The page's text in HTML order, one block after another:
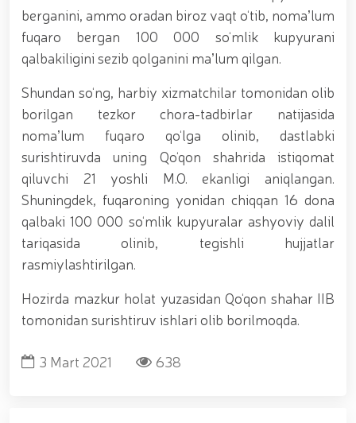
qaratilgan chora-tadbirlar Milliy gvardiya
qo‘mondoni general-polkovnik B. Tashmatov
rahbarligida Yunusobod tumanida amalga oshirildi //
Buyuk davlat arbobi Sohibqiron Amir Temur
tavalludining 690 yilligi munosabati bilan,
O‘zbekiston Milliy kino san'ati saroyida Milliy
gvardiya tizimidagi yoshlar bilan uchrashuv bo‘lib
o‘tdi. // Bayram kunlarida xavfsizlik toʻliq taʼminlandi
// Navroʻz shukuhi: otliq paradlar tashkil etildi //
“Navroʻzni ulugʻlash – insonni ulugʻlashdir!” shiori
ostida bayram sayli // Askarlar kasb-hunar
sertifikatlariga ega boʻldi // Qahramonlar xotirasi
yod etildi // Strandja turnirida Milliy gvardiya harbiy
xizmatchisi Navbahor Hamidova oltin medalni qoʻlga
kiritdi. // Iroda Ismoilova «Sodiq xizmatlari uchun»
medali bilan taqdirlandi. // O‘zbekiston Qurolli
Kuchlarida kibersport, dron va robot texnologiyalari
yo‘nalishlari rivojlantiriladi // Andijon viloyatida
Respublika ishchi guruhining yoshlar bilan uchrashuvi
tadbirlari doirasida muddatdi harbiy xizmatchilarga
sertifikatlar topshirildi. // Milliy gvardiya
poytaxtimizdagi manzilli ishlari davomida yoshlar
bilan uchrashib, ular bilan ochiq muloqot o‘tkazdi. //
berganini, ammo oradan biroz vaqt o‘tib, nomaʼlum
fuqaro bergan 100 000 so‘mlik kupyurani
qalbakiligini sezib qolganini maʼlum qilgan.
Shundan so‘ng, harbiy xizmatchilar tomonidan olib
borilgan tezkor chora-tadbirlar natijasida
nomaʼlum fuqaro qo‘lga olinib, dastlabki
surishtiruvda uning Qo‘qon shahrida istiqomat
qiluvchi 21 yoshli M.O. ekanligi aniqlangan.
Shuningdek, fuqaroning yonidan chiqqan 16 dona
qalbaki 100 000 so‘mlik kupyuralar ashyoviy dalil
tariqasida olinib, tegishli hujjatlar
rasmiylashtirilgan.
Hozirda mazkur holat yuzasidan Qo‘qon shahar IIB
tomonidan surishtiruv ishlari olib borilmoqda.
3 Mart 2021 638